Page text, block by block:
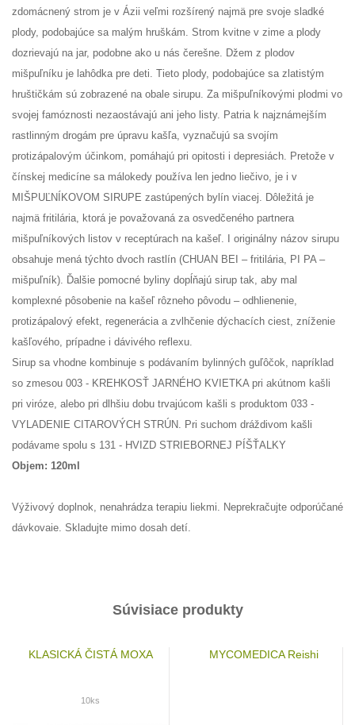
zdomácnený strom je v Ázii veľmi rozšírený najmä pre svoje sladké
plody, podobajúce sa malým hruškám. Strom kvitne v zime a plody
dozrievajú na jar, podobne ako u nás čerešne. Džem z plodov
mišpuľníku je lahôdka pre deti. Tieto plody, podobajúce sa zlatistým
hruštičkám sú zobrazené na obale sirupu. Za mišpuľníkovými plodmi vo
svojej famóznosti nezaostávajú ani jeho listy. Patria k najznámejším
rastlinným drogám pre úpravu kašľa, vyznačujú sa svojím
protizápalovým účinkom, pomáhajú pri opitosti i depresiách. Pretože v
čínskej medicíne sa málokedy používa len jedno liečivo, je i v
MIŠPUĽNÍKOVOM SIRUPE zastúpených bylín viacej. Dôležitá je
najmä fritilária, ktorá je považovaná za osvedčeného partnera
mišpuľníkových listov v receptúrach na kašeľ. I originálny názov sirupu
obsahuje mená týchto dvoch rastlín (CHUAN BEI – fritilária, PI PA –
mišpuľník). Ďalšie pomocné byliny dopĺňajú sirup tak, aby mal
komplexné pôsobenie na kašeľ rôzneho pôvodu – odhlienenie,
protizápalový efekt, regenerácia a zvlhčenie dýchacích ciest, zníženie
kašľového, prípadne i dávivého reflexu.
Sirup sa vhodne kombinuje s podávaním bylinných guľôčok, napríklad
so zmesou 003 - KREHKOSŤ JARNÉHO KVIETKA pri akútnom kašli
pri viróze, alebo pri dlhšiu dobu trvajúcom kašli s produktom 033 -
VYLADENIE CITAROVÝCH STRÚN. Pri suchom dráždivom kašli
podávame spolu s 131 - HVIZD STRIEBORNEJ PÍŠŤALKY
Objem: 120ml
Výživový doplnok, nenahrádza terapiu liekmi. Neprekračujte odporúčané
dávkovaie. Skladujte mimo dosah detí.
Súvisiace produkty
KLASICKÁ ČISTÁ MOXA
10ks
MYCOMEDICA Reishi